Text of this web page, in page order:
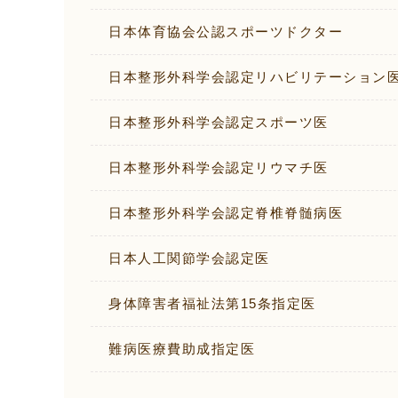
日本体育協会公認スポーツドクター
日本整形外科学会認定リハビリテーション
日本整形外科学会認定スポーツ医
日本整形外科学会認定リウマチ医
日本整形外科学会認定脊椎脊髄病医
日本人工関節学会認定医
身体障害者福祉法第15条指定医
難病医療費助成指定医